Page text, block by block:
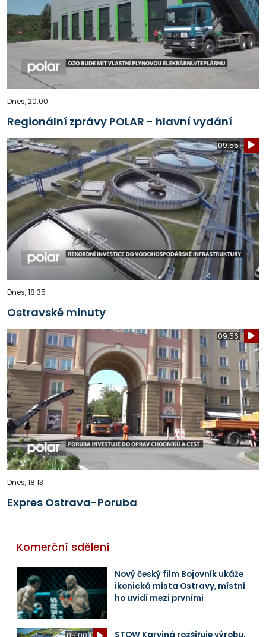
Dnes, 20:00
Regionální zprávy POLAR - hlavní vydání
09:55
Dnes, 18:35
Ostravské minuty
09:56
Dnes, 18:13
Expres Ostrava-Poruba
Komerční sdělení
Nový český film Bojovník ukáže
ikonická místa Ostravy, místní
ho uvidí mezi prvními